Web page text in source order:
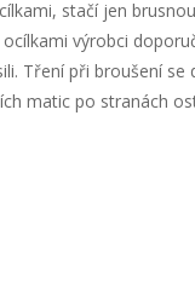
stačí jen
výrobci
Tření při broušení se
matic po stranách